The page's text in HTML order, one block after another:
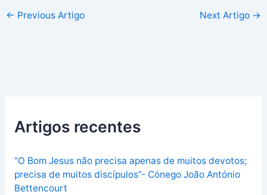
← Previous Artigo Next Artigo →
Artigos recentes
“O Bom Jesus não precisa apenas de muitos devotos;
precisa de muitos discípulos”- Cónego João António
Bettencourt